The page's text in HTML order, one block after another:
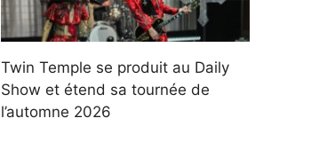
Twin Temple se produit au Daily
Show et étend sa tournée de
l’automne 2026